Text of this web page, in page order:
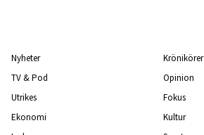
Nyheter
TV & Pod
Utrikes
Ekonomi
Krönikörer
Opinion
Fokus
Kultur